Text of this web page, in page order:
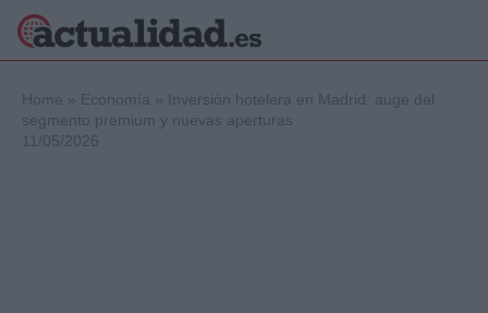
Home » Economía »
Inversión hotelera en Madrid: auge del
segmento premium y nuevas aperturas
11/05/2026